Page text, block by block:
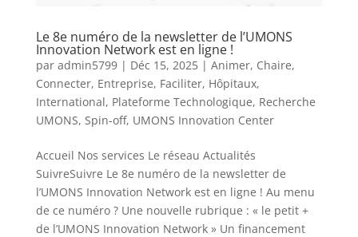
Le 8e numéro de la newsletter de l’UMONS
Innovation Network est en ligne !
par admin5799| Déc 15, 2025| Animer, Chaire,
Connecter, Entreprise, Faciliter, Hôpitaux,
International, Plateforme Technologique, Recherche
UMONS, Spin-off, UMONS Innovation Center
Accueil Nos services Le réseau Actualités
SuivreSuivre Le 8e numéro de la newsletter de
l’UMONS Innovation Network est en ligne ! Au menu
de ce numéro ? Une nouvelle rubrique : « le petit +
de l’UMONS Innovation Network » Un financement